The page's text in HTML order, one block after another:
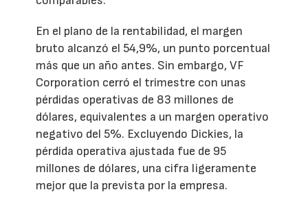
En el plano de la rentabilidad, el margen
bruto alcanzó el 54,9%, un punto porcentual
más que un año antes. Sin embargo, VF
Corporation cerró el trimestre con unas
pérdidas operativas de 83 millones de
dólares, equivalentes a un margen operativo
negativo del 5%. Excluyendo Dickies, la
pérdida operativa ajustada fue de 95
millones de dólares, una cifra ligeramente
mejor que la prevista por la empresa.